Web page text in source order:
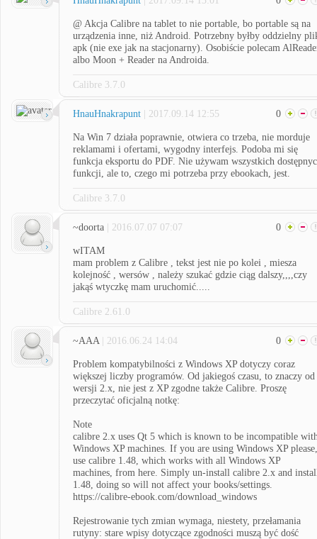
@ Akcja Calibre na tablet to nie portable, bo portable są na
urządzenia inne, niż Android. Potrzebny byłby oddzielny
apk (nie exe jak na stacjonarny). Osobiście polecam
albo Moon + Reader na Androida.
Calibre 3.7.0
HnauHnakrapunt | 2017.09.14 12:55 0
Na Win 7 działa poprawnie, otwiera co trzeba, nie morduje
reklamami i ofertami, wygodny interfejs. Podoba mi się
funkcja eksportu do PDF. Nie używam wszystkich
funkcji, ale to, czego mi potrzeba przy ebookach, jest.
Calibre 3.7.0
~doorta | 2016.07.07 07:07 0
wITAM
mam problem z Calibre , tekst jest nie po kolei , miesza
kolejność , wersów , należy szukać gdzie ciąg dalszy,,,,czy
jakąś wtyczkę mam uruchomić.....
Calibre 2.61.0
~AAA | 2016.06.24 14:04 0
Problem kompatybilności z Windows XP dotyczy coraz
większej liczby programów. Od jakiegoś czasu, to znaczy od
wersji 2.x, nie jest z XP zgodne także Calibre. Proszę
przeczytać oficjalną notkę:
Note
calibre 2.x uses Qt 5 which is known to be incompatible
Windows XP machines. If you are using Windows XP please,
use calibre 1.48, which works with all Windows XP
machines, from here. Simply un-install calibre 2.x and
1.48, doing so will not affect your books/settings.
https://calibre-ebook.com/download_windows
Rejestrowanie tych zmian wymaga, niestety, przełamania
rutyny: stare wpisy dotyczące zgodności muszą być dość